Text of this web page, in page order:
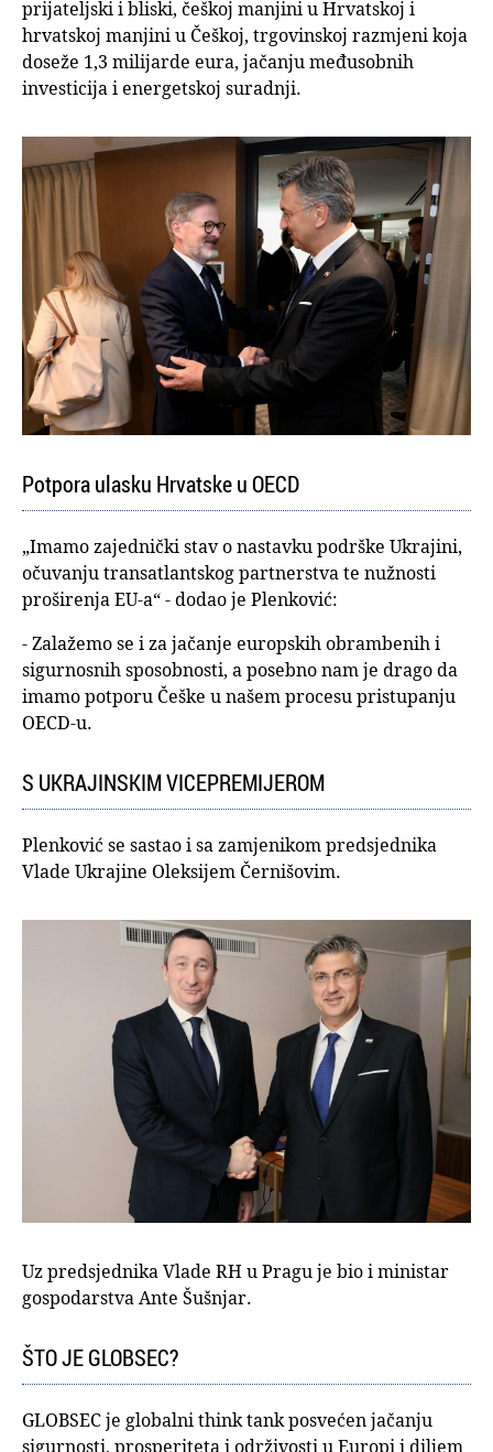
prijateljski i bliski, češkoj manjini u Hrvatskoj i
hrvatskoj manjini u Češkoj, trgovinskoj razmjeni koja
doseže 1,3 milijarde eura, jačanju međusobnih
investicija i energetskoj suradnji.
Potpora ulasku Hrvatske u OECD
„Imamo zajednički stav o nastavku podrške Ukrajini,
očuvanju transatlantskog partnerstva te nužnosti
proširenja EU-a“ - dodao je Plenković:
- Zalažemo se i za jačanje europskih obrambenih i
sigurnosnih sposobnosti, a posebno nam je drago da
imamo potporu Češke u našem procesu pristupanju
OECD-u.
S UKRAJINSKIM VICEPREMIJEROM
Plenković se sastao i sa zamjenikom predsjednika
Vlade Ukrajine Oleksijem Černišovim.
Uz predsjednika Vlade RH u Pragu je bio i ministar
gospodarstva Ante Šušnjar.
ŠTO JE GLOBSEC?
GLOBSEC je globalni think tank posvećen jačanju
sigurnosti, prosperiteta i održivosti u Europi i diljem